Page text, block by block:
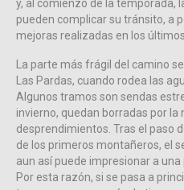
y, al comienzo de la temporada,
pueden complicar su tránsito, a
mejoras realizadas en los
La parte más frágil del camino
Las Pardas, cuando rodea las
Algunos tramos son sendas
invierno, quedan borradas por la
desprendimientos. Tras el paso
de los primeros montañeros, el
aun así puede impresionar a
Por esta razón, si se pasa a